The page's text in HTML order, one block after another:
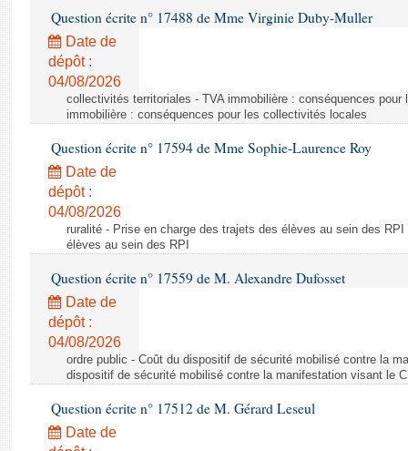
Question écrite n° 17488 de Mme Virginie Duby-Muller
Date de
dépôt :
04/08/2026
collectivités territoriales - TVA immobilière : conséquences
immobilière : conséquences pour les collectivités locales
Question écrite n° 17594 de Mme Sophie-Laurence Roy
Date de
dépôt :
04/08/2026
ruralité - Prise en charge des trajets des élèves au sein des
élèves au sein des RPI
Question écrite n° 17559 de M. Alexandre Dufosset
Date de
dépôt :
04/08/2026
ordre public - Coût du dispositif de sécurité mobilisé contre la
dispositif de sécurité mobilisé contre la manifestation visant le
Question écrite n° 17512 de M. Gérard Leseul
Date de